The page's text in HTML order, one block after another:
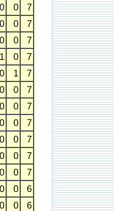
0 0
7
0 0
7
0 0
7
1 0
7
0 1
7
0 0
7
0 0
7
0 0
7
0 0
7
0 0
7
0 0
7
0 0
6
0 0
6